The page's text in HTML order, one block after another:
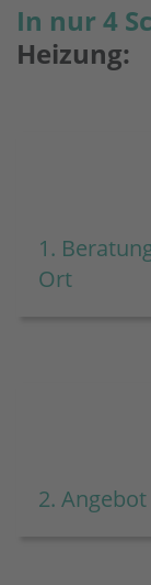
In nur 4
Heizung:
1.
Ort
2.